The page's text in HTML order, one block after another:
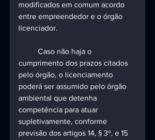
modificados em comum acordo
entre empreendedor e o órgão
licenciador.
cumprimento dos prazos citados
pelo órgão, o licenciamento
poderá ser assumido pelo órgão
ambiental que detenha
competência para atuar
supletivamente, conforme
previsão dos artigos 14, § 3º, e 15